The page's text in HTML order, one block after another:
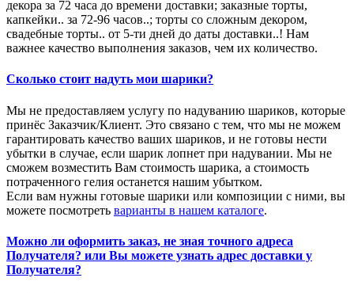
декора за 72 часа до времени доставки; заказные торты,
капкейки.. за 72-96 часов..; торты со сложным декором,
свадебные торты.. от 5-ти дней до даты доставки..! Нам
важнее качество выполнения заказов, чем их количество.
Сколько стоит надуть мои шарики?
Мы не предоставляем услугу по надуванию шариков, которые
принёс Заказчик/Клиент. Это связано с тем, что мы не можем
гарантировать качество ваших шариков, и не готовы нести
убытки в случае, если шарик лопнет при надувании. Мы не
сможем возместить Вам стоимость шарика, а стоимость
потраченного гелия останется нашим убытком.
Если вам нужны готовые шарики или композиции с ними, вы
можете посмотреть варианты в нашем каталоге.
Можно ли оформить заказ, не зная точного адреса
Получателя? или Вы можете узнать адрес доставки у
Получателя?